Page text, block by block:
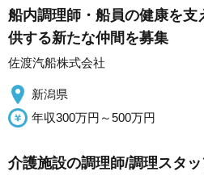
船内調理師・船員の健康を支
供する新たな仲間を募集
佐渡汽船株式会社
新潟県
年収300万円～500万円
介護施設の調理師/調理スタッ